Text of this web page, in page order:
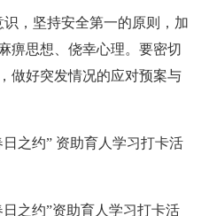
，坚持安全第一的原则 ， 加
痹思想、侥幸心理。要密切
做好突发情况的应对预案与
之约” 资助育人学习打卡活
之约”资助育人学习打卡活